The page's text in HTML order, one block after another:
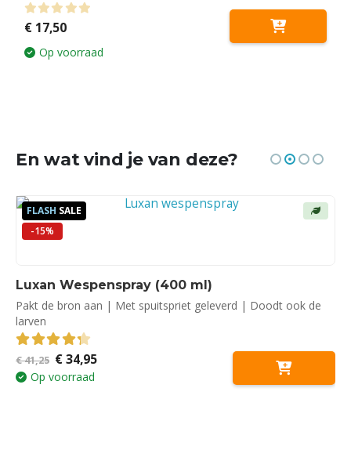
0 out of 5
€17,50
Op voorraad
En wat vind je van deze?
FLASH SALE
-15%
Luxan Wespenspray (400 ml)
Pakt de bron aan | Met spuitspriet geleverd | Doodt ook de
larven
4.33out of 5
€41,25 Oorspronkelijke
prijs
was:
€34,95Huidige
Op voorraad